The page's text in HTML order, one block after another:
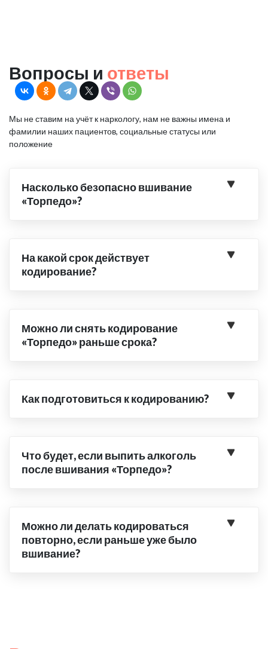
Вопросы и ответы
Мы не ставим на учёт к наркологу, нам не важны имена и
фамилии наших пациентов, социальные статусы или
положение
Насколько безопасно вшивание
«Торпедо»?
На какой срок действует
кодирование?
Можно ли снять кодирование
«Торпедо» раньше срока?
Как подготовиться к кодированию?
Что будет, если выпить алкоголь
после вшивания «Торпедо»?
Можно ли делать кодироваться
повторно, если раньше уже было
вшивание?